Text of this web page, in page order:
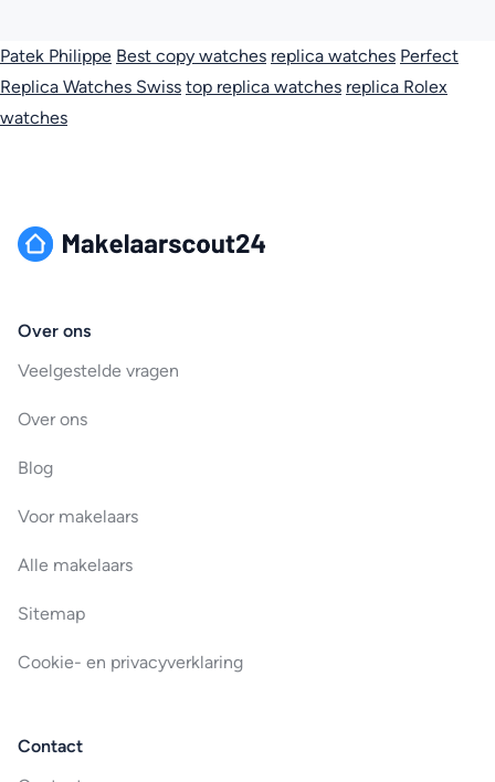
Patek Philippe Best copy watches replica watches Perfect
Replica Watches Swiss top replica watches replica Rolex
watches
Over ons
Veelgestelde vragen
Over ons
Blog
Voor makelaars
Alle makelaars
Sitemap
Cookie- en privacyverklaring
Contact